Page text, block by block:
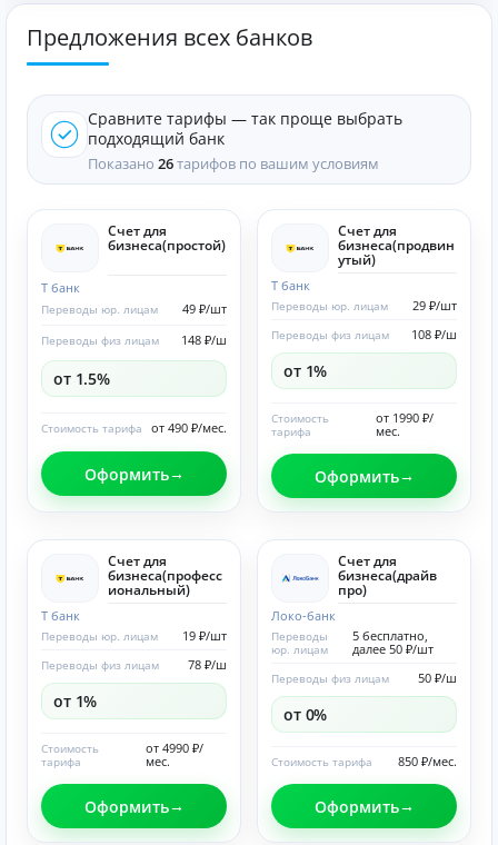
Предложения всех банков
Сравните тарифы — так проще выбрать
подходящий банк
Показано 26тарифов по вашим условиям
Счет для
бизнеса(простой)
Т банк
49 ₽/шт
Переводы юр. лицам
148 ₽/ш
Переводы физ лицам
от 1.5%
от 490 ₽/мес.
Стоимость тарифа
Оформить
Счет для
бизнеса(продвин
утый)
Т банк
29 ₽/шт
Переводы юр. лицам
108 ₽/ш
Переводы физ лицам
от 1%
от 1990 ₽/
мес.
Стоимость
тарифа
Оформить
Счет для
бизнеса(професс
иональный)
Т банк
19 ₽/шт
Переводы юр. лицам
78 ₽/ш
Переводы физ лицам
от 1%
от 4990 ₽/
мес.
Стоимость
тарифа
Оформить
Счет для
бизнеса(драйв
про)
Локо-банк
5 бесплатно,
далее 50 ₽/шт
Переводы
юр. лицам
50 ₽/ш
Переводы физ лицам
от 0%
850 ₽/мес.
Стоимость тарифа
Оформить